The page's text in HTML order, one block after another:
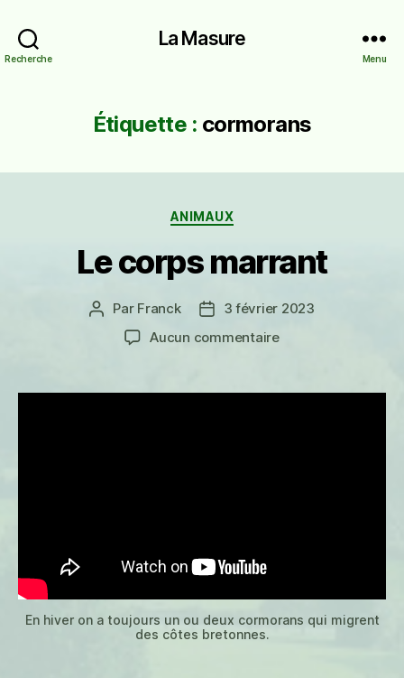
Recherche
La Masure
Menu
Étiquette : cormorans
Catégories
ANIMAUX
Le corps marrant
Auteur
l’article
Par Franck
Date3 février 2023
Aucun commentairesur
marrant
En hiver on a toujours un ou deux cormorans qui migrent
des côtes bretonnes.